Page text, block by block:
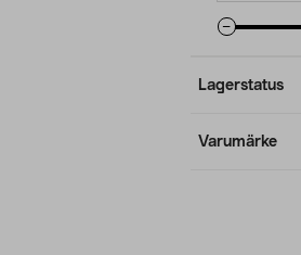
Lagerstatus
Varumärke